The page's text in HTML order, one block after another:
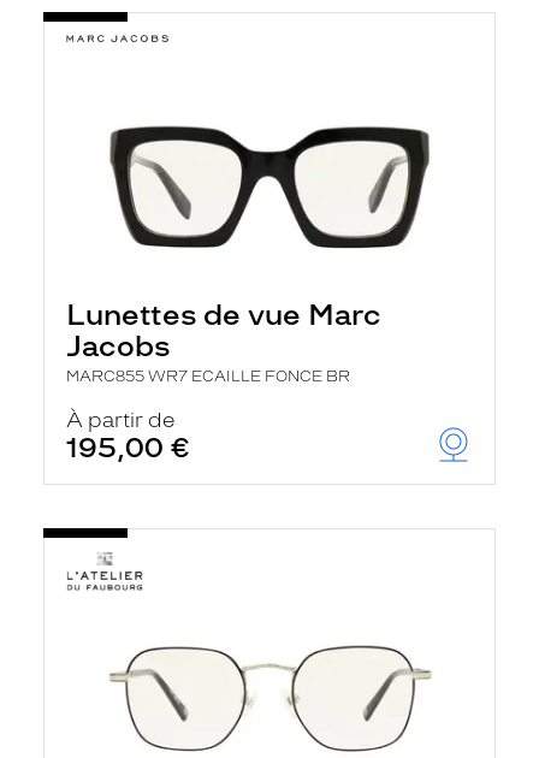
Lunettes de vue Marc
Jacobs
MARC855 WR7 ECAILLE FONCE BR
À partir de
195,00 €